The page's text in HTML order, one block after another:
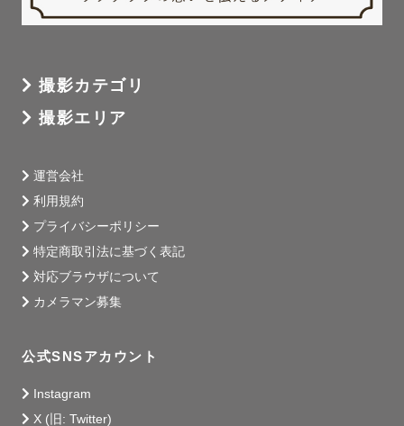
撮影カテゴリ
撮影エリア
運営会社
利用規約
プライバシーポリシー
特定商取引法に基づく表記
対応ブラウザについて
カメラマン募集
公式SNSアカウント
Instagram
X (旧: Twitter)